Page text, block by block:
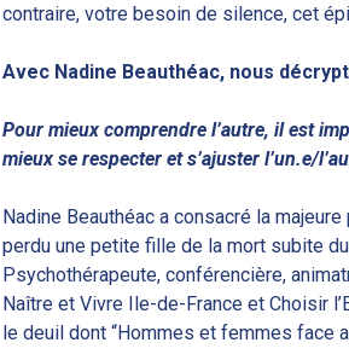
contraire, votre besoin de silence, cet
Avec Nadine Beauthéac, nous
Pour mieux comprendre l’autre, il est
mieux se respecter et s’ajuster l’un.e/
Nadine Beauthéac a consacré la
perdu une petite fille de la mort subite
Psychothérapeute, conférencière,
Naître et Vivre Ile-de-France et Choisir
le deuil dont “Hommes et femmes face